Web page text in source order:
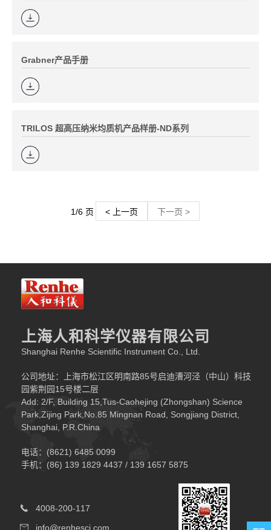
Grabner产品手册
TRILOS 超高压纳米均质机产品样册-ND系列
1/6 页 < 上一页 下一页 >
上海人和科学仪器有限公司
Shanghai Renhe Scientific Instrument Co., Ltd.
公司地址：上海市松江区明南路85号启迪漕河泾（中山）科技
园紫荆园15号楼二层
Add: 2/F, Building 15,Tus-Caohejing (Zhongshan) Science
Park,Zijing Park,No.85 Mingnan Road, Songjiang District,
Shanghai, P.R.China
电话：(8621) 6485 0099
手机：(86) 139 1829 4437 / 139 1657 5875
4008-200-117
info@renhesci.com